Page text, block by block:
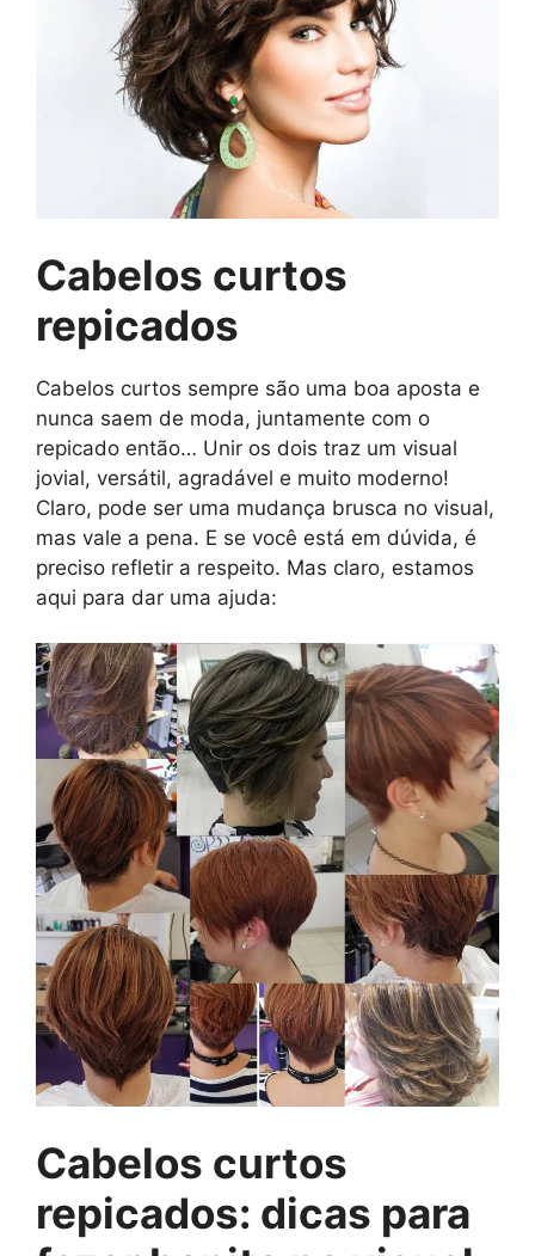
Cabelos curtos
repicados
Cabelos curtos sempre são uma boa aposta e
nunca saem de moda, juntamente com o
repicado então… Unir os dois traz um visual
jovial, versátil, agradável e muito moderno!
Claro, pode ser uma mudança brusca no visual,
mas vale a pena. E se você está em dúvida, é
preciso refletir a respeito. Mas claro, estamos
aqui para dar uma ajuda:
Cabelos curtos
repicados: dicas para